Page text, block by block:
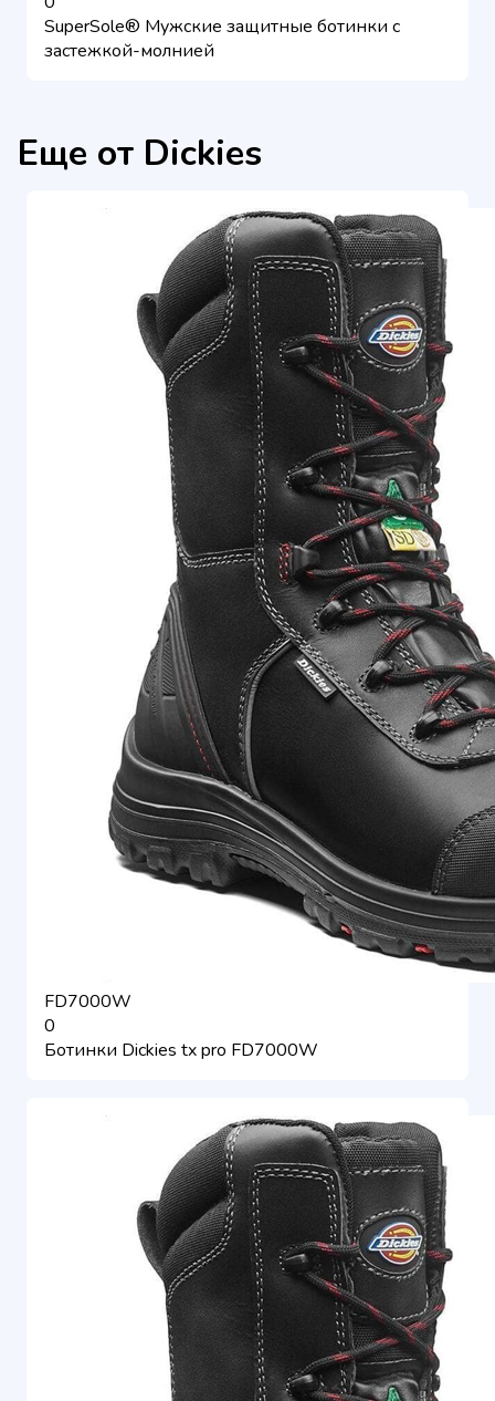
SuperSole® Мужские защитные ботинки с
застежкой-молнией
Еще от Dickies
FD7000W
0
Ботинки Dickies tx pro FD7000W